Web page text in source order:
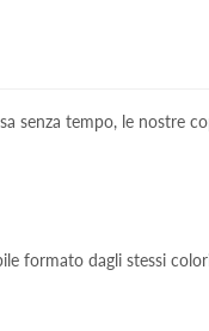
senza tempo, le
formato dagli stessi